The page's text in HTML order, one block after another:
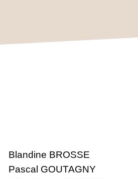
Blandine BROSSE
Pascal GOUTAGNY